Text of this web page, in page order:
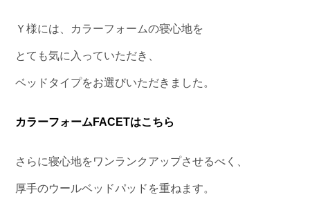
Ｙ様には、カラーフォームの寝心地を
とても気に入っていただき、
ベッドタイプをお選びいただきました。
カラーフォームFACETはこちら
さらに寝心地をワンランクアップさせるべく、
厚手のウールベッドパッドを重ねます。